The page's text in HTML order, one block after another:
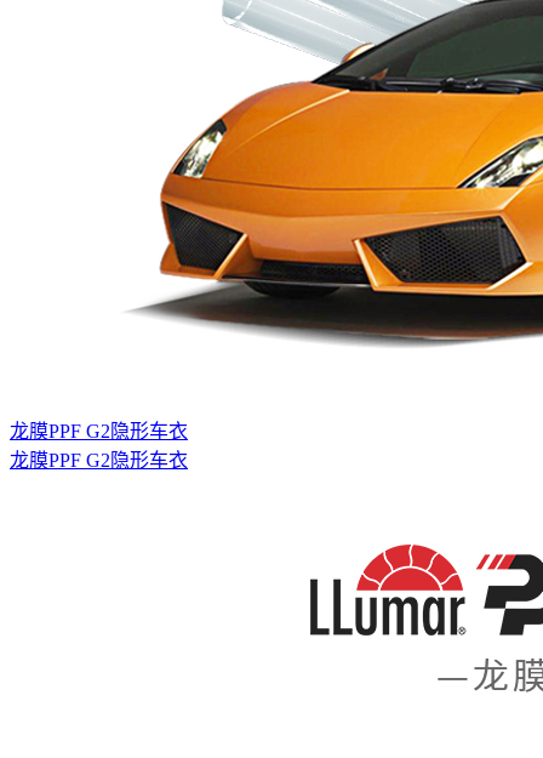
龙膜PPF G2隐形车衣
龙膜PPF G2隐形车衣